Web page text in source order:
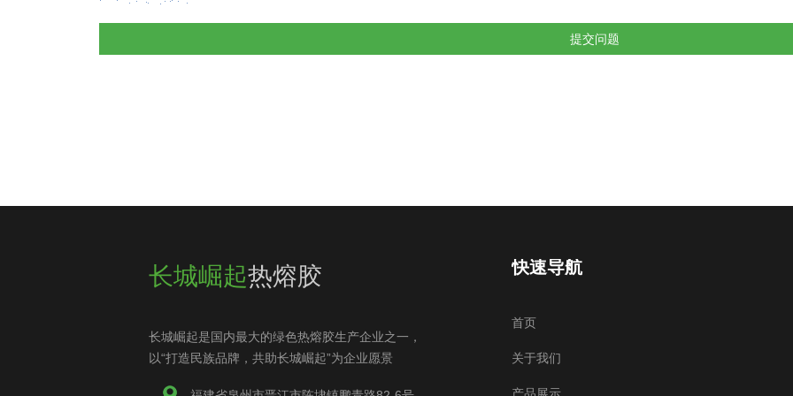
长城崛起热熔胶 快速导航
首页
关于我们
长城崛起是国内最大的绿色热熔胶生产企业之一，
以“打造民族品牌，共助长城崛起”为企业愿景